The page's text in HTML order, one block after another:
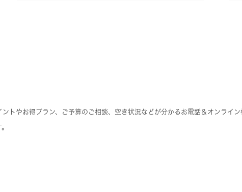
トやお得プラン、ご予算のご相談、空き状況などが分かるお電話＆オンライ